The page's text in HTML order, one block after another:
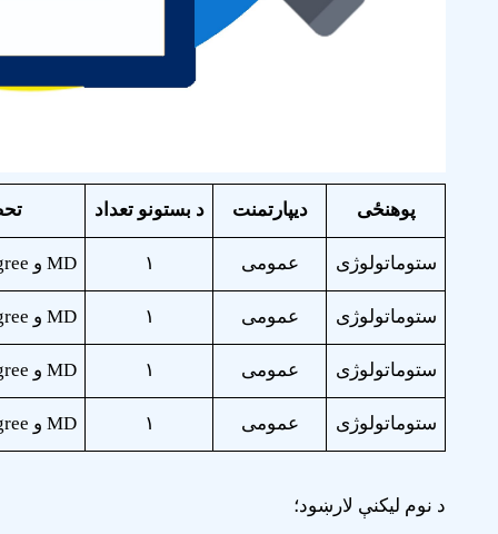
پوهنځی ديپارتمنت د بستونو تعداد
ستوماتولوژی عمومی ۱ MD و Stomatology degree
ستوماتولوژی عمومی ۱ MD و Stomatology degree
ستوماتولوژی عمومی ۱ MD و Stomatology degree
ستوماتولوژی عمومی ۱ MD و Stomatology degree
د نوم لیکنې لارښود؛